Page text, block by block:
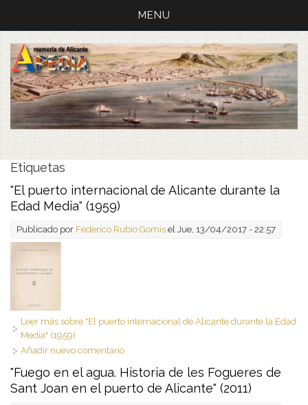
MENU
Etiquetas
"El puerto internacional de Alicante durante la
Edad Media" (1959)
Publicado por Federico Rubio Gomis el Jue, 13/04/2017 - 22:57
Leer más sobre "El puerto internacional de Alicante durante la Edad
Media" (1959)
Añadir nuevo comentario
"Fuego en el agua. Historia de les Fogueres de
Sant Joan en el puerto de Alicante" (2011)